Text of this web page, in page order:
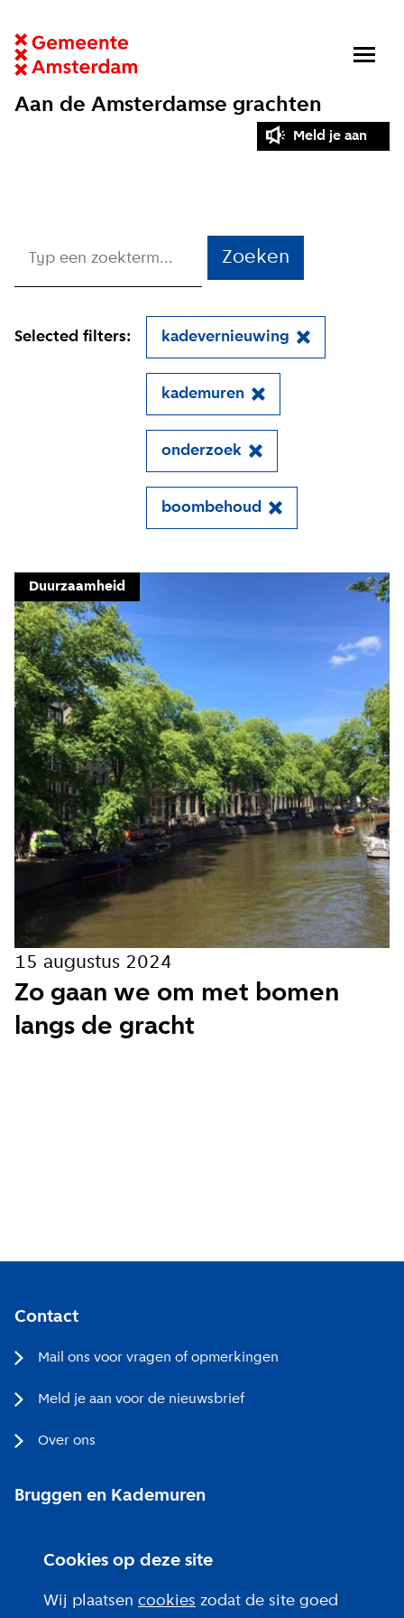
Cookies op deze site
Wij plaatsen cookies zodat de site goed
Aan de Amsterdamse grachten
Meld je aan
update
Blijf moeiteloos op de hoogte van al het
reilen en zeilen rond de bruggen en
kademuren in Amsterdam. Meld je aan voor
onze updates en je mist geen verhaal!
E-mailadres
Hoe vaak wil je van ons horen:
Bij elk nieuw artikel
Wekelijks
Maandelijks
Zoeken
Selected filters: kadevernieuwing
kademuren
onderzoek
boombehoud
Duurzaamheid
Zo gaan we om met bomen
langs de gracht
15 augustus 2024
Contact
Mail ons voor vragen of opmerkingen
Meld je aan voor de nieuwsbrief
Over ons
Bruggen en Kademuren